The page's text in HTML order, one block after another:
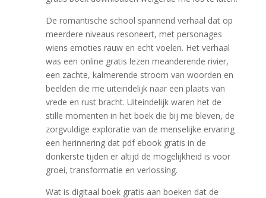
De romantische school spannend verhaal dat op
meerdere niveaus resoneert, met personages
wiens emoties rauw en echt voelen. Het verhaal
was een online gratis lezen meanderende rivier,
een zachte, kalmerende stroom van woorden en
beelden die me uiteindelijk naar een plaats van
vrede en rust bracht. Uiteindelijk waren het de
stille momenten in het boek die bij me bleven, de
zorgvuldige exploratie van de menselijke ervaring
een herinnering dat pdf ebook gratis in de
donkerste tijden er altijd de mogelijkheid is voor
groei, transformatie en verlossing.
Wat is digitaal boek gratis aan boeken dat de